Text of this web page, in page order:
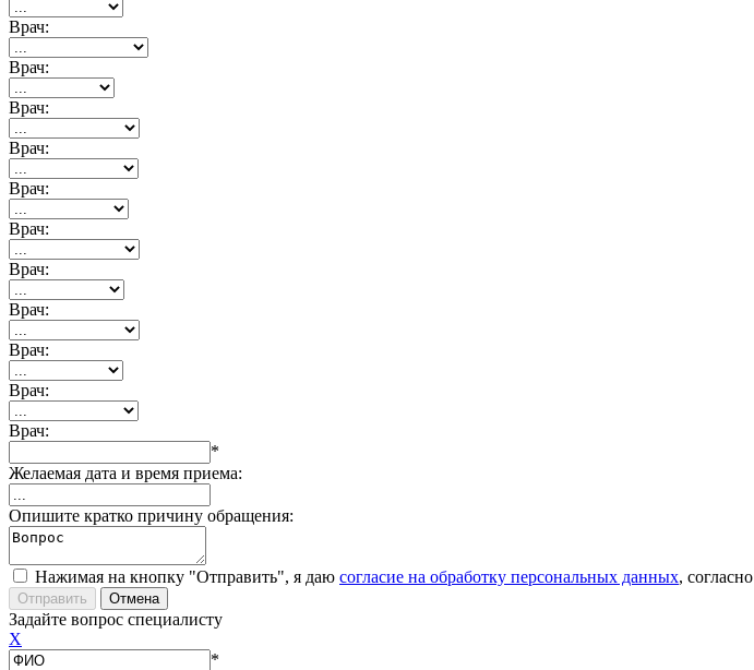
Врач:
Врач:
Врач:
Врач:
Врач:
Врач:
Врач:
Врач:
Врач:
Врач:
Врач:
*
Желаемая дата и время приема:
Опишите кратко причину обращения:
Нажимая на кнопку "Отправить", я даю согласие на обработку персональных данных, согласно
Задайте вопрос специалисту
X
*